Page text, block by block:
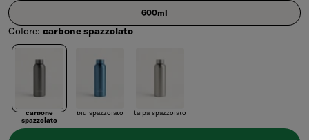
Formato 600ml
Colore: carbone spazzolato
Colore
carbone spazzolato
carbone
spazzolato
blu spazzolato talpa spazzolato